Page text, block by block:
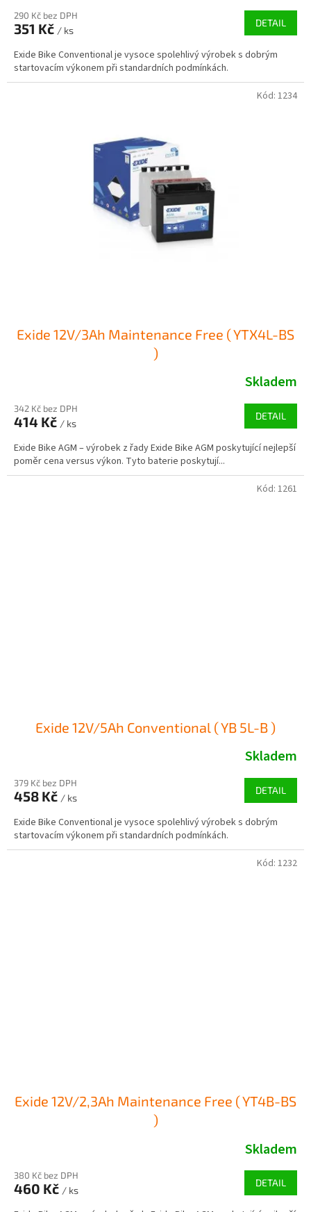
290 Kč bez DPH
351 Kč / ks
DETAIL
Exide Bike Conventional je vysoce spolehlivý výrobek s dobrým
startovacím výkonem při standardních podmínkách.
Exide 12V/3Ah Maintenance Free ( YTX4L-BS
)
Skladem
342 Kč bez DPH
414 Kč / ks
DETAIL
Exide Bike AGM – výrobek z řady Exide Bike AGM poskytující nejlepší
poměr cena versus výkon. Tyto baterie poskytují...
Kód: 1234
Exide 12V/5Ah Conventional ( YB 5L-B )
Skladem
379 Kč bez DPH
458 Kč / ks
DETAIL
Exide Bike Conventional je vysoce spolehlivý výrobek s dobrým
startovacím výkonem při standardních podmínkách.
Kód: 1261
Exide 12V/2,3Ah Maintenance Free ( YT4B-BS
)
Skladem
380 Kč bez DPH
460 Kč / ks
DETAIL
Kód: 1232